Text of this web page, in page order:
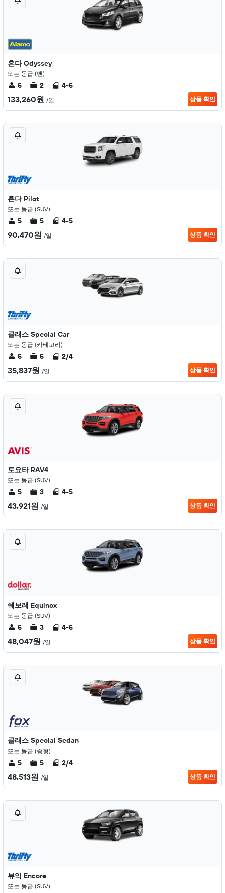
혼다 Odyssey
또는 동급 (밴)
5 2 4-5
133,260원 /일 상품 확인
혼다 Pilot
또는 동급 (SUV)
5 5 4-5
90,470원 /일 상품 확인
클래스 Special Car
또는 동급 (카테고리)
5 5 2/4
35,837원 /일 상품 확인
토요타 RAV4
또는 동급 (SUV)
5 3 4-5
43,921원 /일 상품 확인
쉐보레 Equinox
또는 동급 (SUV)
5 3 4-5
48,047원 /일 상품 확인
클래스 Special Sedan
또는 동급 (중형)
5 5 2/4
48,513원 /일 상품 확인
뷰익 Encore
또는 동급 (SUV)